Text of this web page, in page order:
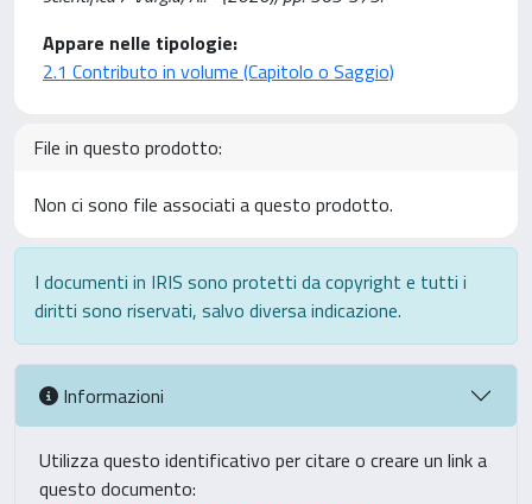
Appare nelle tipologie:
2.1 Contributo in volume (Capitolo o Saggio)
File in questo prodotto:
Non ci sono file associati a questo prodotto.
I documenti in IRIS sono protetti da copyright e tutti i
diritti sono riservati, salvo diversa indicazione.
Informazioni
Utilizza questo identificativo per citare o creare un link a
questo documento: